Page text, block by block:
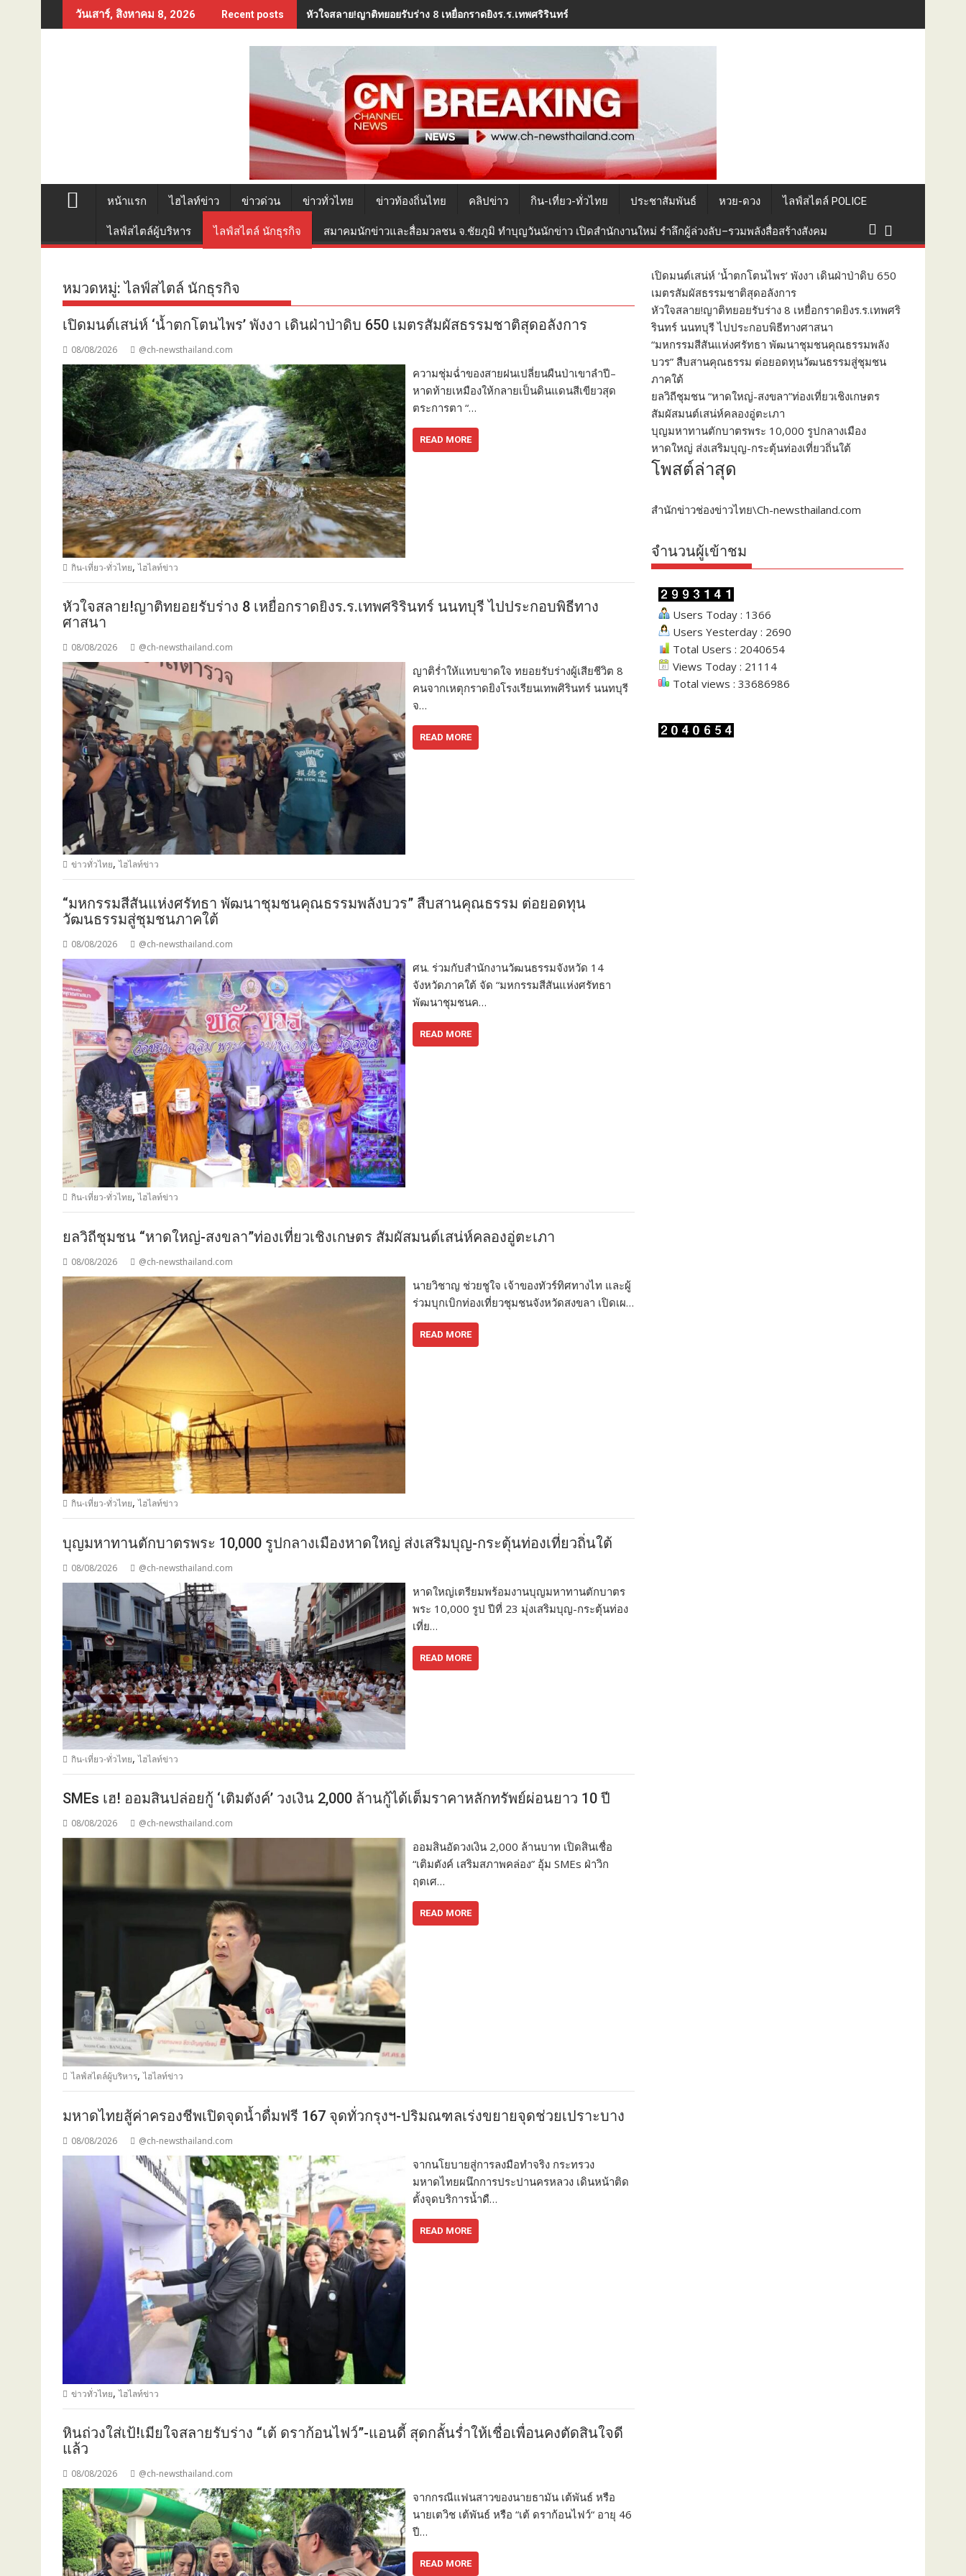
to
วันเสาร์, สิงหาคม 8, 2026 Recent posts หัวใจสลาย!ญาติทยอยรับร่าง 8 เหยื่อกราดยิงร.ร.เทพศริรินทร์ นนทบุรี ไปประกอบพิธีทางศาสนา
หน้าแรก ไฮไลท์ข่าว ข่าวด่วน ข่าวทั่วไทย ข่าวท้องถิ่นไทย คลิปข่าว กิน-เที่ยว-ทั่วไทย ประชาสัมพันธ์ หวย-ดวง ไลฟ์สไตล์ POLICE
ไลฟ์สไตล์ผู้บริหาร ไลฟ์สไตล์ นักธุรกิจ สมาคมนักข่าวและสื่อมวลชน จ.ชัยภูมิ ทำบุญวันนักข่าว เปิดสำนักงานใหม่ รำลึกผู้ล่วงลับ–รวมพลังสื่อสร้างสังคม
หมวดหมู่:ไลฟ์สไตล์ นักธุรกิจ
เปิดมนต์เสน่ห์ ‘น้ำตกโตนไพร’ พังงา เดินฝ่าป่าดิบ 650 เมตรสัมผัสธรรมชาติสุดอลังการ
08/08/2026 @ch-newsthailand.com
ความชุ่มฉ่ำของสายฝนเปลี่ยนผืนป่าเขาลำปี–
หาดท้ายเหมืองให้กลายเป็นดินแดนสีเขียวสุด
ตระการตา “…
READ MORE
กิน-เที่ยว-ทั่วไทย,ไฮไลท์ข่าว
หัวใจสลาย!ญาติทยอยรับร่าง 8 เหยื่อกราดยิงร.ร.เทพศริรินทร์ นนทบุรี ไปประกอบพิธีทาง
ศาสนา
08/08/2026 @ch-newsthailand.com
ญาติร่ำให้แทบขาดใจ ทยอยรับร่างผู้เสียชีวิต 8
คนจากเหตุกราดยิงโรงเรียนเทพศิรินทร์ นนทบุรี
จ…
READ MORE
ข่าวทั่วไทย,ไฮไลท์ข่าว
“มหกรรมสีสันแห่งศรัทธา พัฒนาชุมชนคุณธรรมพลังบวร” สืบสานคุณธรรม ต่อยอดทุน
วัฒนธรรมสู่ชุมชนภาคใต้
08/08/2026 @ch-newsthailand.com
ศน. ร่วมกับสำนักงานวัฒนธรรมจังหวัด 14
จังหวัดภาคใต้ จัด “มหกรรมสีสันแห่งศรัทธา
พัฒนาชุมชนค…
READ MORE
กิน-เที่ยว-ทั่วไทย,ไฮไลท์ข่าว
ยลวิถีชุมชน “หาดใหญ่-สงขลา”ท่องเที่ยวเชิงเกษตร สัมผัสมนต์เสน่ห์คลองอู่ตะเภา
08/08/2026 @ch-newsthailand.com
นายวิชาญ ช่วยชูใจ เจ้าของทัวร์ทิศทางไท และผู้
ร่วมบุกเบิกท่องเที่ยวชุมชนจังหวัดสงขลา เปิดเผ…
READ MORE
กิน-เที่ยว-ทั่วไทย,ไฮไลท์ข่าว
บุญมหาทานตักบาตรพระ 10,000 รูปกลางเมืองหาดใหญ่ ส่งเสริมบุญ-กระตุ้นท่องเที่ยวถิ่นใต้
08/08/2026 @ch-newsthailand.com
หาดใหญ่เตรียมพร้อมงานบุญมหาทานตักบาตร
พระ 10,000 รูป ปีที่ 23 มุ่งเสริมบุญ-กระตุ้นท่อง
เที่ย…
READ MORE
กิน-เที่ยว-ทั่วไทย,ไฮไลท์ข่าว
SMEs เฮ! ออมสินปล่อยกู้ ‘เติมตังค์’ วงเงิน 2,000 ล้านกู้ได้เต็มราคาหลักทรัพย์ผ่อนยาว 10 ปี
08/08/2026 @ch-newsthailand.com
ออมสินอัดวงเงิน 2,000 ล้านบาท เปิดสินเชื่อ
“เติมตังค์ เสริมสภาพคล่อง” อุ้ม SMEs ฝ่าวิก
ฤตเศ…
READ MORE
ไลฟ์สไตล์ผู้บริหาร,ไฮไลท์ข่าว
มหาดไทยสู้ค่าครองชีพเปิดจุดน้ำดื่มฟรี 167 จุดทั่วกรุงฯ-ปริมณฑลเร่งขยายจุดช่วยเปราะบาง
08/08/2026 @ch-newsthailand.com
จากนโยบายสู่การลงมือทำจริง กระทรวง
มหาดไทยผนึกการประปานครหลวง เดินหน้าติด
ตั้งจุดบริการน้ำดื…
READ MORE
ข่าวทั่วไทย,ไฮไลท์ข่าว
หินถ่วงใส่เป้!เมียใจสลายรับร่าง “เต้ ดราก้อนไฟว์”-แอนดี้ สุดกลั้นร่ำให้เชื่อเพื่อนคงตัดสินใจดี
แล้ว
08/08/2026 @ch-newsthailand.com
จากกรณีแฟนสาวของนายธามัน เต้พันธ์ หรือ
นายเตวิช เต้พันธ์ หรือ “เต้ ดราก้อนไฟว์“ อายุ 46
ปี…
READ MORE
เปิดมนต์เสน่ห์ ‘น้ำตกโตนไพร’ พังงา เดินฝ่าป่าดิบ 650
เมตรสัมผัสธรรมชาติสุดอลังการ
หัวใจสลาย!ญาติทยอยรับร่าง 8 เหยื่อกราดยิงร.ร.เทพศริ
รินทร์ นนทบุรี ไปประกอบพิธีทางศาสนา
“มหกรรมสีสันแห่งศรัทธา พัฒนาชุมชนคุณธรรมพลัง
บวร” สืบสานคุณธรรม ต่อยอดทุนวัฒนธรรมสู่ชุมชน
ภาคใต้
ยลวิถีชุมชน “หาดใหญ่-สงขลา”ท่องเที่ยวเชิงเกษตร
สัมผัสมนต์เสน่ห์คลองอู่ตะเภา
บุญมหาทานตักบาตรพระ 10,000 รูปกลางเมือง
หาดใหญ่ ส่งเสริมบุญ-กระตุ้นท่องเที่ยวถิ่นใต้
โพสต์ล่าสุด
สำนักข่าวช่องข่าวไทย\Ch-newsthailand.com
จำนวนผู้เข้าชม
Users Today : 1366
Users Yesterday : 2690
Total Users : 2040654
Views Today : 21114
Total views : 33686986